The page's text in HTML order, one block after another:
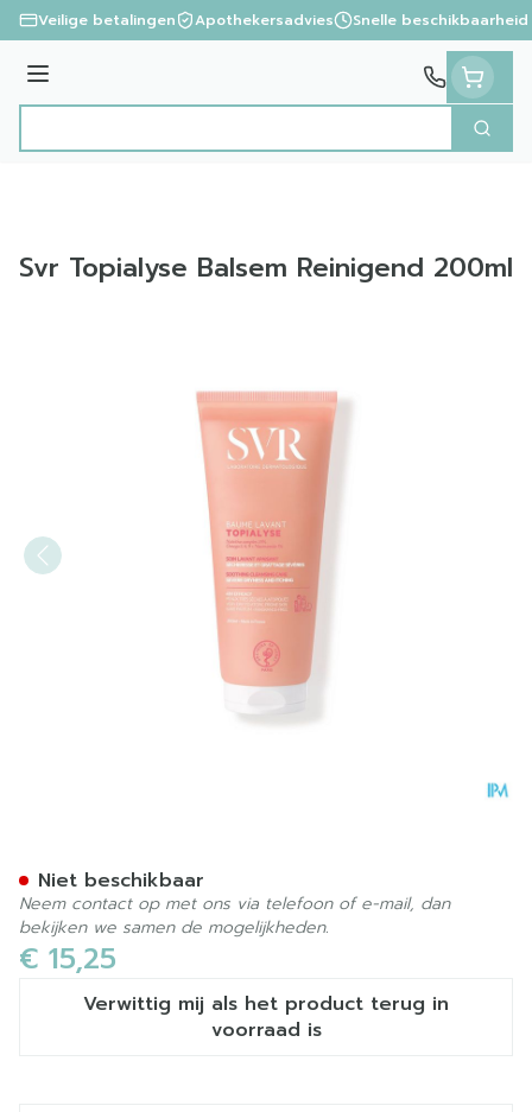
Ga naar de inhoud
Veilige betalingen Apothekersadvies Snelle beschikbaarheid
Menu
Zoek
Svr Topialyse Balsem Reinigend 200ml
€ 15,25
Verwittig mij als het product terug in
voorraad is
Niet beschikbaar
Neem contact op met ons via telefoon of e-mail, dan
bekijken we samen de mogelijkheden.